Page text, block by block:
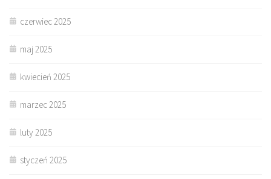
czerwiec 2025
maj 2025
kwiecień 2025
marzec 2025
luty 2025
styczeń 2025